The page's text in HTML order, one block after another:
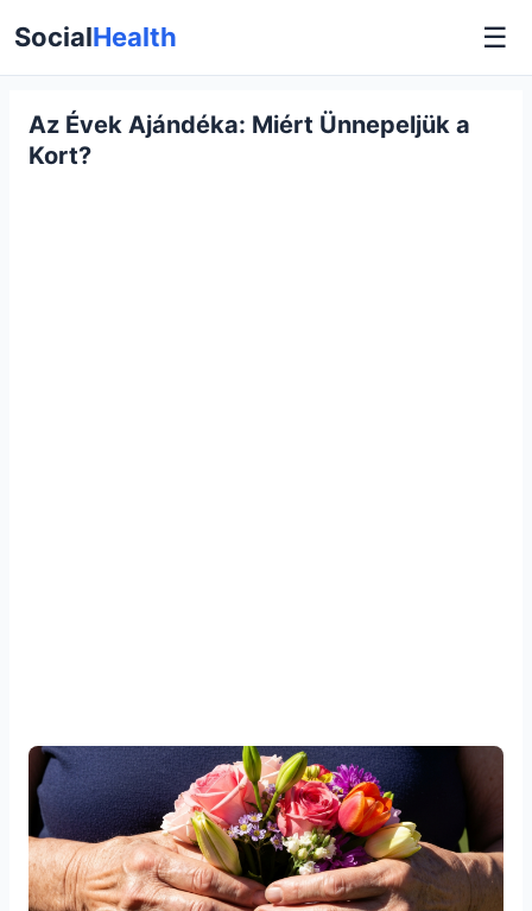
SocialHealth ☰
Az Évek Ajándéka: Miért Ünnepeljük a
Kort?